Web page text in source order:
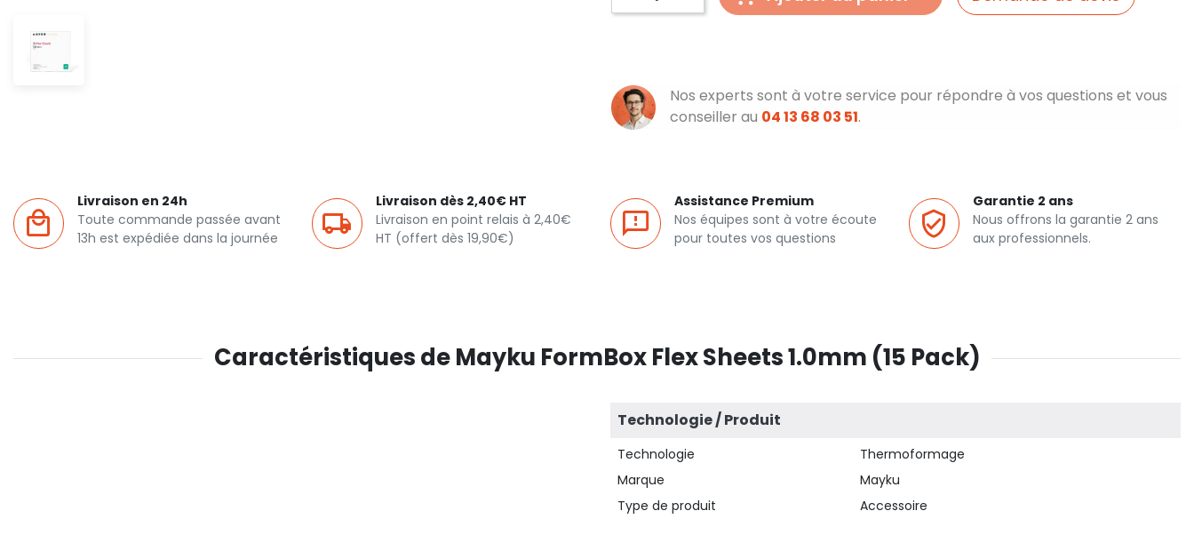
Nos experts sont à votre service pour répondre à vos questions et vous
conseiller au 04 13 68 03 51.
Livraison en 24h
Toute commande passée avant
13h est expédiée dans la journée
Livraison dès 2,40€ HT
Livraison en point relais à 2,40€
HT (offert dès 19,90€)
Assistance Premium
Nos équipes sont à votre écoute
pour toutes vos questions
Garantie 2 ans
Nous offrons la garantie 2 ans
aux professionnels.
Caractéristiques de Mayku FormBox Flex Sheets 1.0mm (15 Pack)
Technologie / Produit
Technologie
Thermoformage
Marque
Mayku
Type de produit
Accessoire